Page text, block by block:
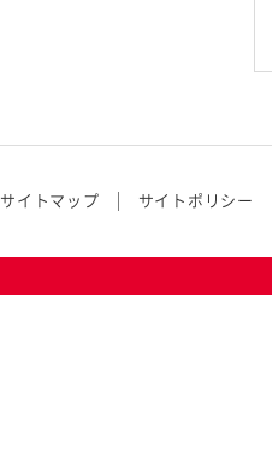
サイトマップ サイトポリシー